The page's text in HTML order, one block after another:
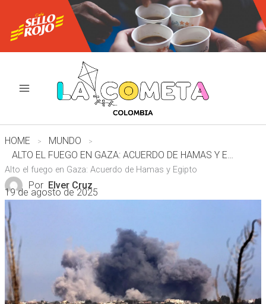
contenido
HOME
MUNDO
ALTO EL FUEGO EN GAZA: ACUERDO DE HAMAS Y EGIPTO
Alto el fuego en Gaza: Acuerdo de Hamas y Egipto
Por Elver Cruz
19 de agosto de 2025